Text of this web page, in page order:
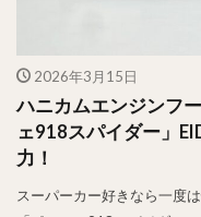
2026年3月15日
ハニカムエンジンフ
ェ918スパイダー」
力！
スーパーカー好きなら一度